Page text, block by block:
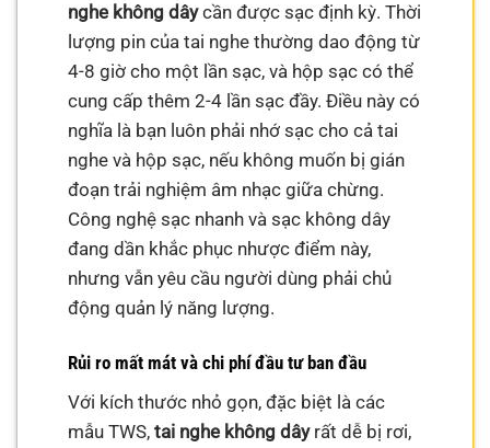
nghe không dâycần được sạc định kỳ. Thời
lượng pin của tai nghe thường dao động từ
4-8 giờ cho một lần sạc, và hộp sạc có thể
cung cấp thêm 2-4 lần sạc đầy. Điều này có
nghĩa là bạn luôn phải nhớ sạc cho cả tai
nghe và hộp sạc, nếu không muốn bị gián
đoạn trải nghiệm âm nhạc giữa chừng.
Công nghệ sạc nhanh và sạc không dây
đang dần khắc phục nhược điểm này,
nhưng vẫn yêu cầu người dùng phải chủ
động quản lý năng lượng.
Rủi ro mất mát và chi phí đầu tư ban đầu
Với kích thước nhỏ gọn, đặc biệt là các
mẫu TWS,tai nghe không dâyrất dễ bị rơi,